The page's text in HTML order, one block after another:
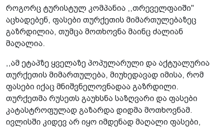
როგორც ტურისტულ კომპანია ,,თრეველფაიში"
აცხადებენ, ფასები თურქეთის მიმართულებაზეც
გაზრდილია, თუმცა მოთხოვნა მაინც ძალიან
მაღალია.
,,ამ ეტაპზე ყველაზე პოპულარული და აქტუალურია
თურქეთის მიმართულება, მიუხედავად იმისა, რომ
ფასები იქაც მნიშვნელოვნადაა გაზრდილი.
თურქეთმა რუსეთს გაუხსნა საზღვარი და ფასები
კატასტროფულად გაზარდა დიდმა მოთხოვნამ.
ივლისში კიდევ არ იყო იმდენად მაღალი ფასები,